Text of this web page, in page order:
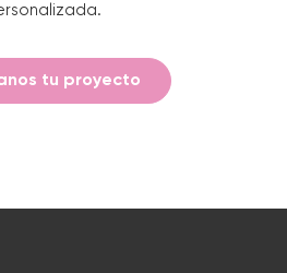
tu proyecto